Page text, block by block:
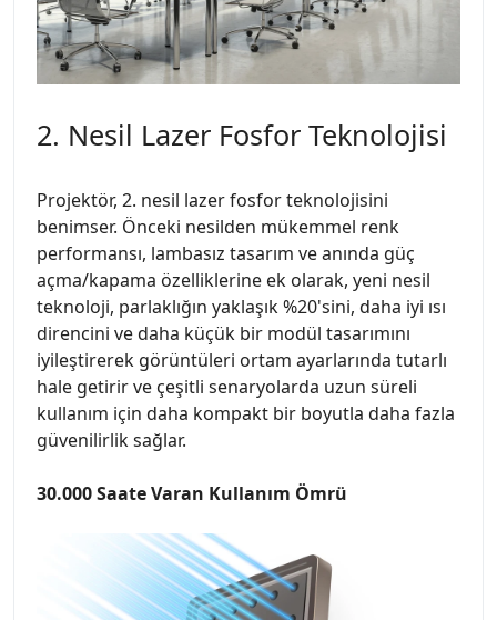
2. Nesil Lazer Fosfor Teknolojisi
Projektör, 2. nesil lazer fosfor teknolojisini
benimser. Önceki nesilden mükemmel renk
performansı, lambasız tasarım ve anında güç
açma/kapama özelliklerine ek olarak, yeni nesil
teknoloji, parlaklığın yaklaşık %20'sini, daha iyi ısı
direncini ve daha küçük bir modül tasarımını
iyileştirerek görüntüleri ortam ayarlarında tutarlı
hale getirir ve çeşitli senaryolarda uzun süreli
kullanım için daha kompakt bir boyutla daha fazla
güvenilirlik sağlar.
30.000 Saate Varan Kullanım Ömrü